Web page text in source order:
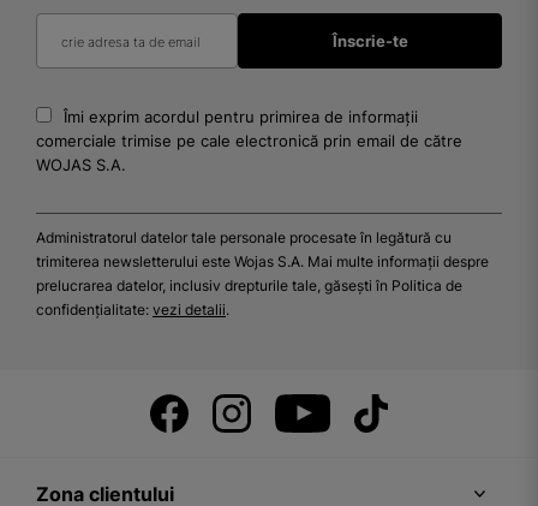
Îmi exprim acordul pentru primirea de informații
comerciale trimise pe cale electronică prin email de către
WOJAS S.A.
Administratorul datelor tale personale procesate în legătură cu
trimiterea newsletterului este Wojas S.A. Mai multe informații despre
prelucrarea datelor, inclusiv drepturile tale, găsești în Politica de
confidențialitate: vezi detalii.
Zona clientului